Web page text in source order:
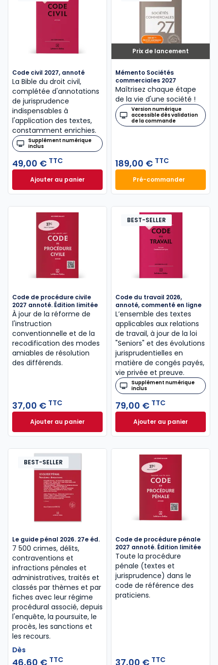
Code civil 2027, annoté
La Bible du droit civil,
complétée d'annotations
de jurisprudence
indispensables à
l'application des textes,
constamment enrichies.
Supplément numérique
inclus
49,00 € TTC
Ajouter au panierCode civil 2027, annoté à 49,00 € TTC
Prix de lancement
Mémento Sociétés
commerciales 2027
Maîtrisez chaque étape
de la vie d'une société !
Version numérique
accessible dès validation
de la commande
189,00 € TTC
Pré-commander
Mémento
Code de procédure civile
2027 annoté. Édition limitée
À jour de la réforme de
l'instruction
conventionnelle et de la
recodification des modes
amiables de résolution
des différends.
37,00 € TTC
Ajouter au panierCode de procédure civile 2027 annoté. Édition
BEST-SELLER
Code du travail 2026,
annoté, commenté en ligne
L’ensemble des textes
applicables aux relations
de travail, à jour de la loi
"Seniors" et des évolutions
jurisprudentielles en
matière de congés payés,
vie privée et preuve.
Supplément numérique
inclus
79,00 € TTC
Ajouter au panier
Code du travail
BEST-SELLER
Le guide pénal 2026. 27e éd.
7 500 crimes, délits,
contraventions et
infractions pénales et
administratives, traités et
classés par thèmes et par
fiches avec leur régime
procédural associé, depuis
l'enquête, la poursuite, le
procès, les sanctions et
les recours.
Dès
46,60 € TTC
Code de procédure pénale
2027 annoté. Édition limitée
Toute la procédure
pénale (textes et
jurisprudence) dans le
code de référence des
praticiens.
37,00 € TTC